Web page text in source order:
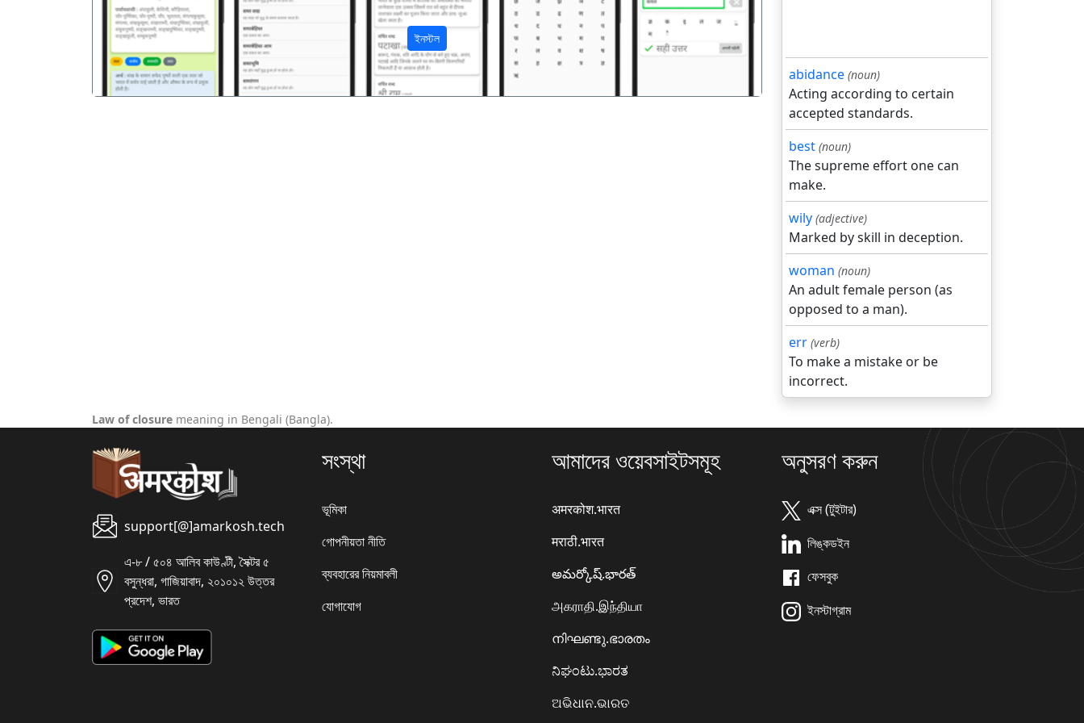
ইনস্টল
abidance (noun)
Acting according to certain
accepted standards.
best (noun)
The supreme effort one can
make.
wily (adjective)
Marked by skill in deception.
woman (noun)
An adult female person (as
opposed to a man).
err (verb)
To make a mistake or be
incorrect.
Law of closure meaning in Bengali (Bangla).
support[@]amarkosh.tech
এ-৮ / ৫০৪ আলিব কাউণ্টী, সৈক্টর ৫
বসুন্ধরা, গাজিয়াবাদ, ২০১০১২ উত্তর
প্রদেশ, ভারত
সংস্থা
ভূমিকা
গোপনীয়তা নীতি
ব্যবহারের নিয়মাবলী
যোগাযোগ
আমাদের ওয়েবসাইটসমূহ
अमरकोश.भारत
मराठी.भारत
అమర్కోష్.భారత్
அகராதி.இந்தியா
നിഘണ്ടു.ഭാരതം
ನಿಘಂಟು.ಭಾರತ
ଅଭିଧାନ.ଭାରତ
অনুসরণ করুন
এক্স (টুইটার)
লিঙ্কডইন
ফেসবুক
ইনস্টাগ্রাম